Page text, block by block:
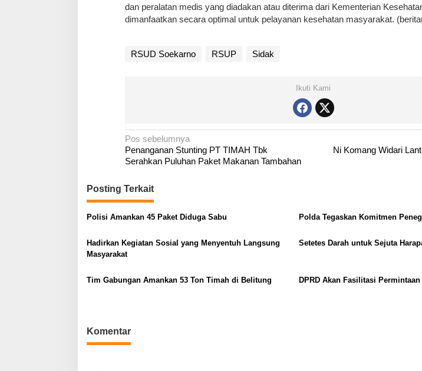
dan peralatan medis yang diadakan atau diterima dari Kementerian
dimanfaatkan secara optimal untuk pelayanan kesehatan masyarakat.
RSUD Soekarno RSUP Sidak
Ikuti Kami
N
a
i
g
a
i
o
Pos sebelumnya
Penanganan Stunting PT TIMAH Tbk
Serahkan Puluhan Paket Makanan Tambahan
Ni Komang Widari
Posting Terkait
Polisi Amankan 45 Paket Diduga Sabu Polda Tegaskan Komitmen
Hadirkan Kegiatan Sosial yang Menyentuh Langsung
Masyarakat
Setetes Darah untuk Sejuta
Tim Gabungan Amankan 53 Ton Timah di Belitung DPRD Akan Fasilitasi
Komentar